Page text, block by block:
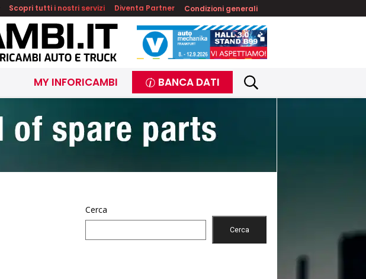
Scopri tutti i nostri servizi Diventa Partner Condizioni generali
MY INFORICAMBI BANCA DATI
Cerca
Cerca